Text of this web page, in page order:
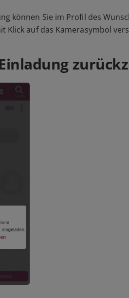
können Sie im Profil des
Klick auf das Kamerasymbol